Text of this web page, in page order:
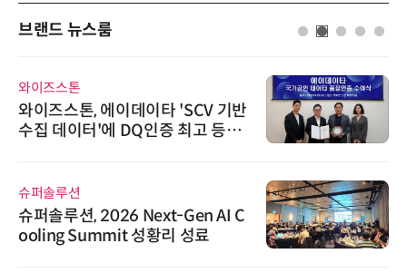
브랜드 뉴스룸
와이즈스톤
와이즈스톤, 에이데이타 'SCV 기반
수집 데이터'에 DQ인증 최고 등급
슈퍼솔루션
슈퍼솔루션, 2026 Next-Gen AI C
ooling Summit 성황리 성료